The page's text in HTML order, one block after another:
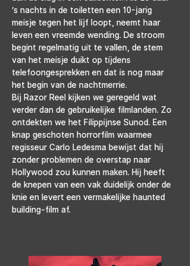
‘s nachts in de toiletten een 10-jarig
meisje tegen het lijf loopt, neemt haar
leven een vreemde wending. De stroom
begint regelmatig uit te vallen, de stem
van het meisje duikt op tijdens
telefoongesprekken en dat is nog maar
het begin van de nachtmerrie.
Bij Razor Reel kijken we geregeld wat
verder dan de gebruikelijke filmlanden. Zo
ontdekten we het Filippijnse Sunod. Een
knap geschoten horrorfilm waarmee
regisseur Carlo Ledesma bewijst dat hij
zonder problemen de overstap naar
Hollywood zou kunnen maken. Hij heeft
de knepen van een vak duidelijk onder de
knie en levert een vermakelijke haunted
building-film af.